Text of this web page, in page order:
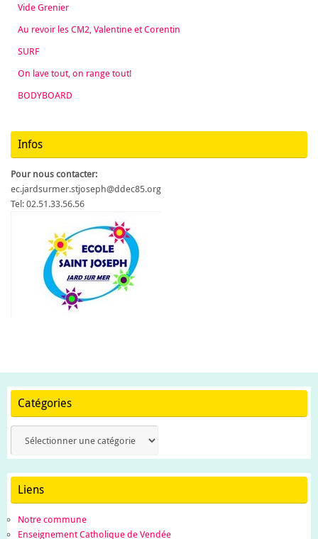
Vide Grenier
Au revoir les CM2, Valentine et Corentin
SURF
On lave tout, on range tout!
BODYBOARD
Infos
Pour nous contacter:
ec.jardsurmer.stjoseph@ddec85.org
Tel: 02.51.33.56.56
Catégories
Liens
Notre commune
Enseignement Catholique de Vendée